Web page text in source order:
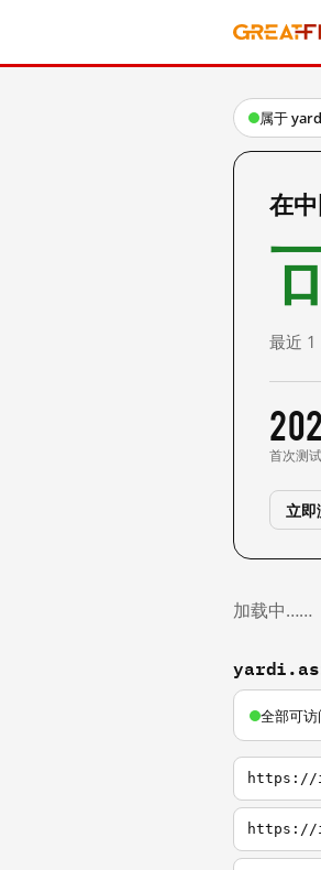
属于
在
最近 1
首次测试
立
加载中……
全部可访
https://
https://